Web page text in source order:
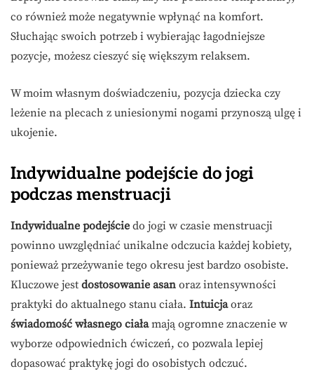
co również może negatywnie wpłynąć na komfort.
Słuchając swoich potrzeb i wybierając łagodniejsze
pozycje, możesz cieszyć się większym relaksem.
W moim własnym doświadczeniu, pozycja dziecka czy
leżenie na plecach z uniesionymi nogami przynoszą ulgę i
ukojenie.
Indywidualne podejście do jogi
podczas menstruacji
Indywidualne podejście do jogi w czasie menstruacji
powinno uwzględniać unikalne odczucia każdej kobiety,
ponieważ przeżywanie tego okresu jest bardzo osobiste.
Kluczowe jest dostosowanie asan oraz intensywności
praktyki do aktualnego stanu ciała. Intuicjaoraz
świadomość własnego ciałamają ogromne znaczenie w
wyborze odpowiednich ćwiczeń, co pozwala lepiej
dopasować praktykę jogi do osobistych odczuć.